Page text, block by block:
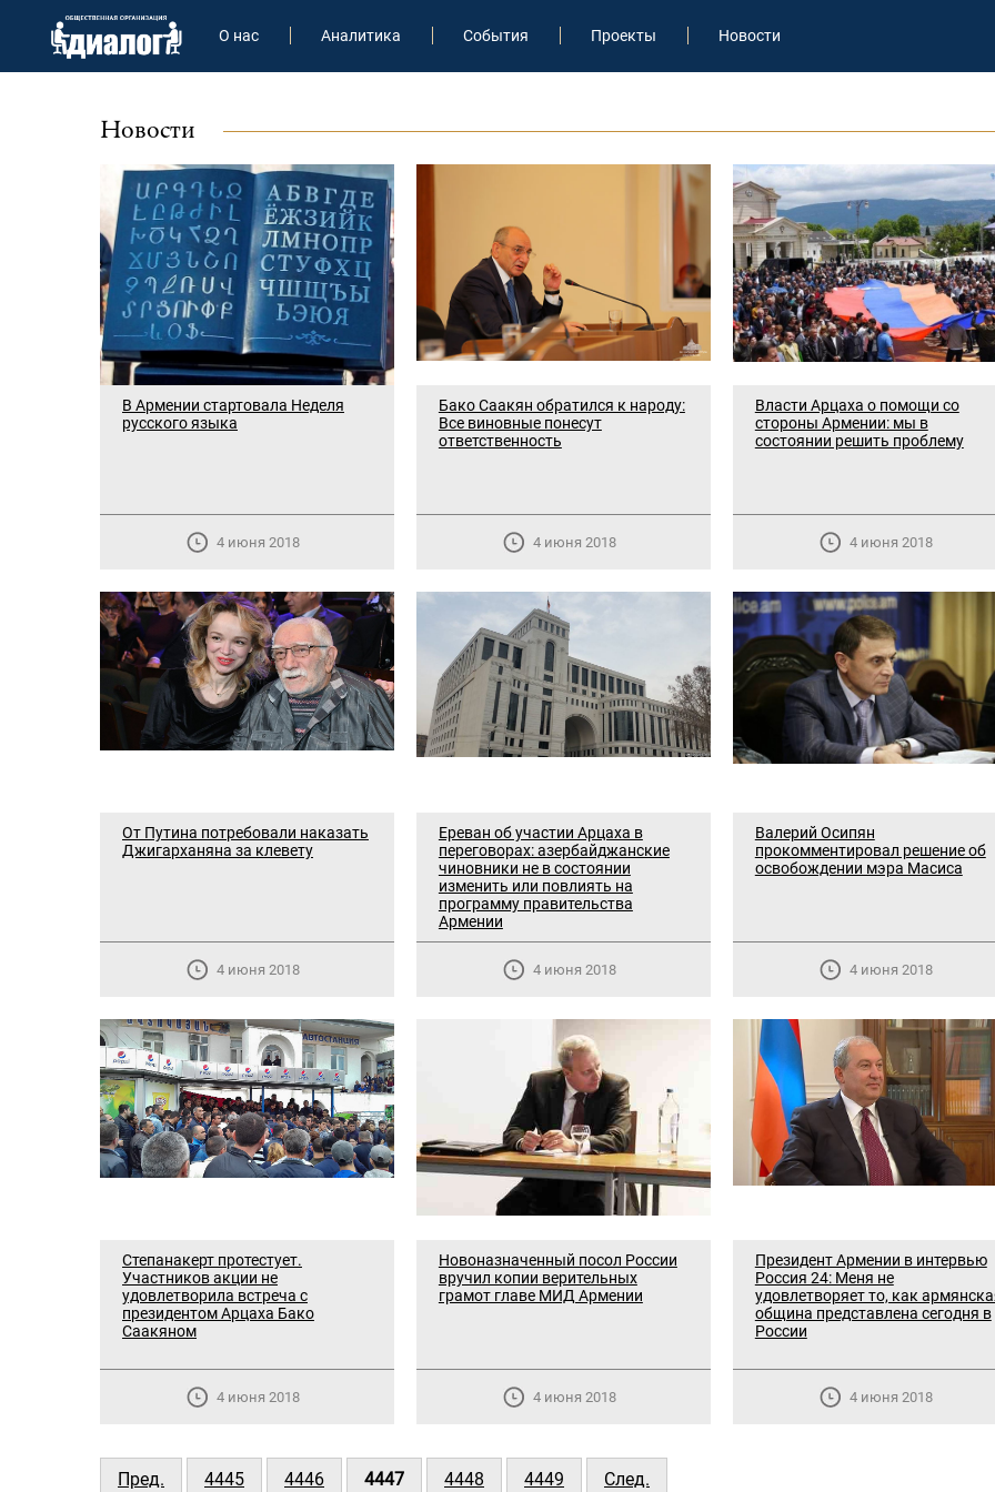
О нас Аналитика События Проекты Новости
Новости
В Армении стартовала Неделя
русского языка
4 июня 2018
Бако Саакян обратился к народу:
Все виновные понесут
ответственность
4 июня 2018
Власти Арцаха о помощи со
стороны Армении: мы в
состоянии решить проблему
4 июня 2018
От Путина потребовали наказать
Джигарханяна за клевету
4 июня 2018
Ереван об участии Арцаха в
переговорах: азербайджанские
чиновники не в состоянии
изменить или повлиять на
программу правительства
Армении
4 июня 2018
Валерий Осипян
прокомментировал решение об
освобождении мэра Масиса
4 июня 2018
Степанакерт протестует.
Участников акции не
удовлетворила встреча с
президентом Арцаха Бако
Саакяном
4 июня 2018
Новоназначенный посол России
вручил копии верительных
грамот главе МИД Армении
4 июня 2018
Президент Армении в интервью
Россия 24: Меня не
удовлетворяет то, как
община представлена сегодня в
России
4 июня 2018
Пред. 4445 4446 4447 4448 4449 След.